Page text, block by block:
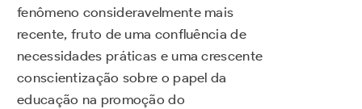
fenômeno consideravelmente mais
recente, fruto de uma confluência de
necessidades práticas e uma crescente
conscientização sobre o papel da
educação na promoção do